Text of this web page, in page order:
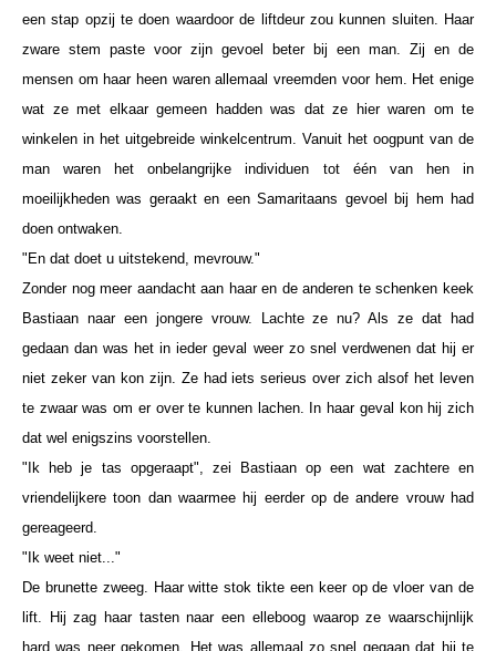
een stap opzij te doen waardoor de liftdeur zou kunnen sluiten. Haar
zware stem paste voor zijn gevoel beter bij een man. Zij en de
mensen om haar heen waren allemaal vreemden voor hem. Het enige
wat ze met elkaar gemeen hadden was dat ze hier waren om te
winkelen in het uitgebreide winkelcentrum. Vanuit het oogpunt van de
man waren het onbelangrijke individuen tot één van hen in
moeilijkheden was geraakt en een Samaritaans gevoel bij hem had
doen ontwaken.
"En dat doet u uitstekend, mevrouw."
Zonder nog meer aandacht aan haar en de anderen te schenken keek
Bastiaan naar een jongere vrouw. Lachte ze nu? Als ze dat had
gedaan dan was het in ieder geval weer zo snel verdwenen dat hij er
niet zeker van kon zijn. Ze had iets serieus over zich alsof het leven
te zwaar was om er over te kunnen lachen. In haar geval kon hij zich
dat wel enigszins voorstellen.
"Ik heb je tas opgeraapt", zei Bastiaan op een wat zachtere en
vriendelijkere toon dan waarmee hij eerder op de andere vrouw had
gereageerd.
"Ik weet niet..."
De brunette zweeg. Haar witte stok tikte een keer op de vloer van de
lift. Hij zag haar tasten naar een elleboog waarop ze waarschijnlijk
hard was neer gekomen. Het was allemaal zo snel gegaan dat hij te